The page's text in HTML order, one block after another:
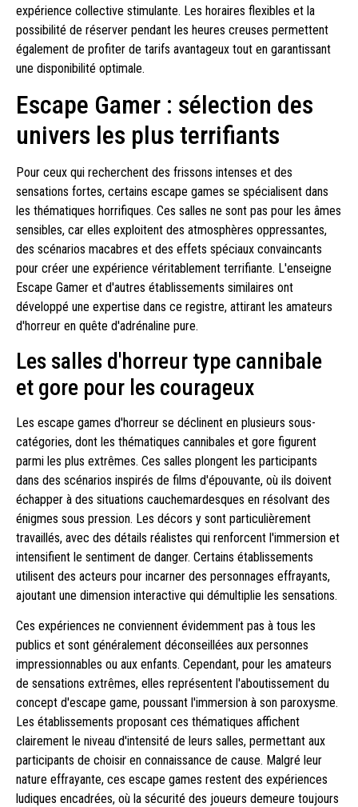
expérience collective stimulante. Les horaires flexibles et la
possibilité de réserver pendant les heures creuses permettent
également de profiter de tarifs avantageux tout en garantissant
une disponibilité optimale.
Escape Gamer : sélection des
univers les plus terrifiants
Pour ceux qui recherchent des frissons intenses et des
sensations fortes, certains escape games se spécialisent dans
les thématiques horrifiques. Ces salles ne sont pas pour les âmes
sensibles, car elles exploitent des atmosphères oppressantes,
des scénarios macabres et des effets spéciaux convaincants
pour créer une expérience véritablement terrifiante. L'enseigne
Escape Gamer et d'autres établissements similaires ont
développé une expertise dans ce registre, attirant les amateurs
d'horreur en quête d'adrénaline pure.
Les salles d'horreur type cannibale
et gore pour les courageux
Les escape games d'horreur se déclinent en plusieurs sous-
catégories, dont les thématiques cannibales et gore figurent
parmi les plus extrêmes. Ces salles plongent les participants
dans des scénarios inspirés de films d'épouvante, où ils doivent
échapper à des situations cauchemardesques en résolvant des
énigmes sous pression. Les décors y sont particulièrement
travaillés, avec des détails réalistes qui renforcent l'immersion et
intensifient le sentiment de danger. Certains établissements
utilisent des acteurs pour incarner des personnages effrayants,
ajoutant une dimension interactive qui démultiplie les sensations.
Ces expériences ne conviennent évidemment pas à tous les
publics et sont généralement déconseillées aux personnes
impressionnables ou aux enfants. Cependant, pour les amateurs
de sensations extrêmes, elles représentent l'aboutissement du
concept d'escape game, poussant l'immersion à son paroxysme.
Les établissements proposant ces thématiques affichent
clairement le niveau d'intensité de leurs salles, permettant aux
participants de choisir en connaissance de cause. Malgré leur
nature effrayante, ces escape games restent des expériences
ludiques encadrées, où la sécurité des joueurs demeure toujours